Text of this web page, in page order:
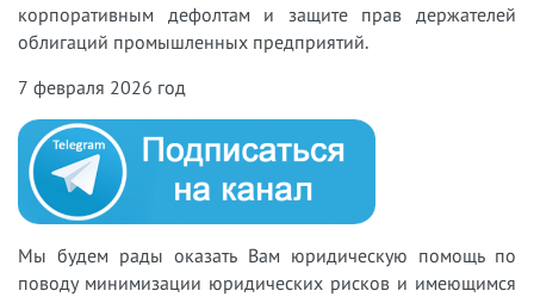
корпоративным дефолтам и защите прав держателей
облигаций промышленных предприятий.
7 февраля 2026 год
Мы будем рады оказать Вам юридическую помощь по
поводу минимизации юридических рисков и имеющимся